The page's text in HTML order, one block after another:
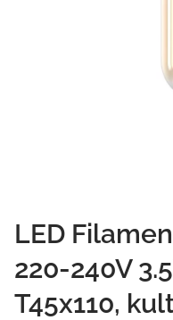
LED
220-240V
T45x110,